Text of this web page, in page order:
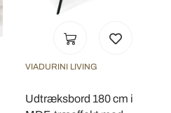
VIADURINI LIVING
Udtræksbord 180 cm i